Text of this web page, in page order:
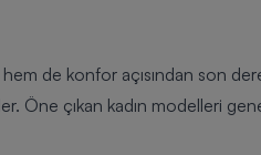
hem de konfor açısından son
Öne çıkan kadın modelleri